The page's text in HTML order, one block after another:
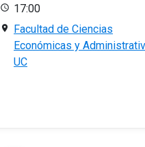
17:00
Facultad de Ciencias
Económicas y
UC